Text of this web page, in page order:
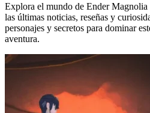
Explora el mundo de Ender Magnolia
las últimas noticias, reseñas y
personajes y secretos para dominar
aventura.